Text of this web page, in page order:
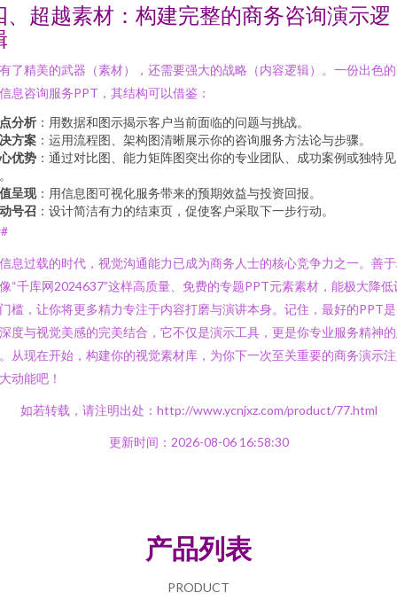
、超越素材：构建完整的商务咨询演示逻
了精美的武器（素材），还需要强大的战略（内容逻辑）。一份出色
息咨询服务PPT，其结构可以借鉴：
分析 ：用数据和图示揭示客户当前面临的问题与挑战。
方案 ：运用流程图、架构图清晰展示你的咨询服务方法论与步骤。
优势 ：通过对比图、能力矩阵图突出你的专业团队、成功案例或独特见
呈现：用信息图可视化服务带来的预期效益与投资回报。
号召 ：设计简洁有力的结束页，促使客户采取下一步行动。
息过载的时代，视觉沟通能力已成为商务人士的核心竞争力之一。善
“千库网2024637”这样高质量、免费的专题PPT元素素材，能极大降低
槛，让你将更多精力专注于内容打磨与演讲本身。记住，最好的PPT
度与视觉美感的完美结合，它不仅是演示工具，更是你专业服务精神
从现在开始，构建你的视觉素材库，为你下一次至关重要的商务演示
动能吧！
如若转载，请注明出处：http://www.ycnjxz.com/product/77.html
更新时间：2026-08-06 16:58:30
产品列表
PRODUCT